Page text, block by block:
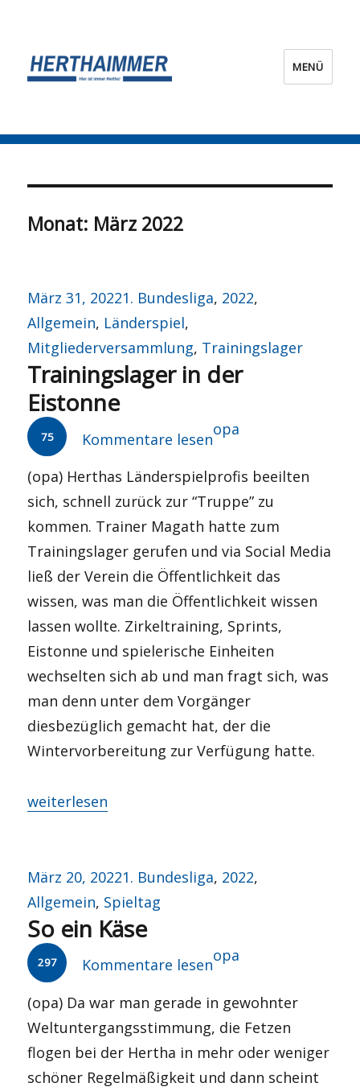
MENÜ
Monat: März 2022
Veröffentlicht
am
März 31, 2022Kategorien
1. Bundesliga, 2022,
Allgemein, Länderspiel,
Mitgliederversammlung, Trainingslager
Trainingslager in der
Eistonne
75 Kommentare lesen
Autor
opa
(opa) Herthas Länderspielprofis beeilten
sich, schnell zurück zur “Truppe” zu
kommen. Trainer Magath hatte zum
Trainingslager gerufen und via Social Media
ließ der Verein die Öffentlichkeit das
wissen, was man die Öffentlichkeit wissen
lassen wollte. Zirkeltraining, Sprints,
Eistonne und spielerische Einheiten
wechselten sich ab und man fragt sich, was
man denn unter dem Vorgänger
diesbezüglich gemacht hat, der die
Wintervorbereitung zur Verfügung hatte.
„Trainingslager in der Eistonne“
weiterlesen
Veröffentlicht
am
März 20, 2022Kategorien
1. Bundesliga, 2022,
Allgemein, Spieltag
So ein Käse
297 Kommentare lesen
Autor
opa
(opa) Da war man gerade in gewohnter
Weltuntergangsstimmung, die Fetzen
flogen bei der Hertha in mehr oder weniger
schöner Regelmäßigkeit und dann scheint